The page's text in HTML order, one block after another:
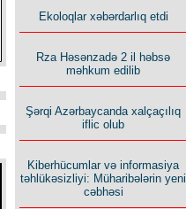
Ekoloqlar xəbərdarlıq etdi
Rza Həsənzadə 2 il həbsə
məhkum edilib
Şərqi Azərbaycanda xalçaçılıq
iflic olub
Kiberhücumlar və informasiya
təhlükəsizliyi: Müharibələrin yeni
cəbhəsi